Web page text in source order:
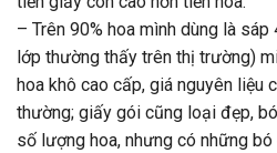
– Trên 90% hoa mình dùng là
lớp thường thấy trên thị trường)
hoa khô cao cấp, giá nguyên liệu
thường; giấy gói cũng loại đẹp,
số lượng hoa, nhưng có những